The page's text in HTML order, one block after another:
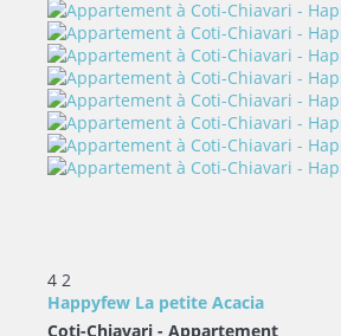
4 2
Happyfew La petite Acacia
Coti-Chiavari - Appartement